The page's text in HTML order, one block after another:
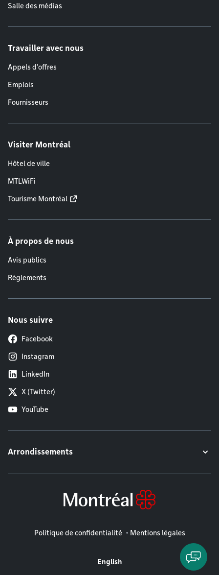
Salle des médias
Travailler avec nous
Appels d'offres
Emplois
Fournisseurs
Visiter Montréal
Hôtel de ville
MTLWiFi
Tourisme Montréal
À propos de nous
Avis publics
Règlements
Nous suivre
Facebook
Instagram
LinkedIn
X (Twitter)
YouTube
Arrondissements
Mentions légales
Politique de confidentialité Mentions légales
English